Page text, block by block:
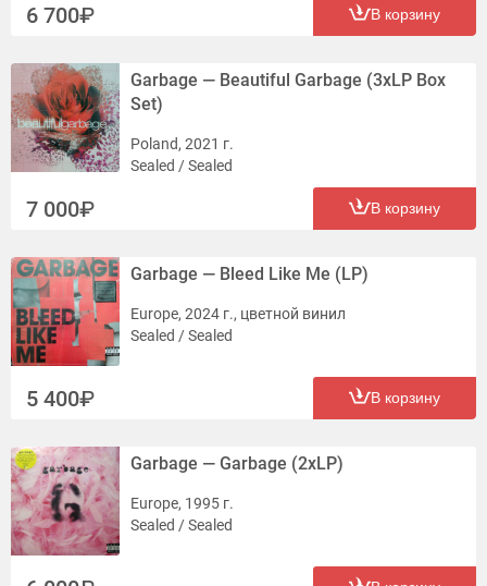
6 700 В корзину
Garbage — Beautiful Garbage (3xLP Box
Set)
Poland, 2021 г.
Sealed / Sealed
7 000 В корзину
Garbage — Bleed Like Me (LP)
Europe, 2024 г., цветной винил
Sealed / Sealed
5 400 В корзину
Garbage — Garbage (2xLP)
Europe, 1995 г.
Sealed / Sealed